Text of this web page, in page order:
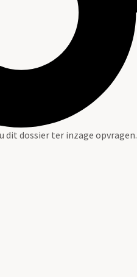
dit dossier ter inzage opvragen.